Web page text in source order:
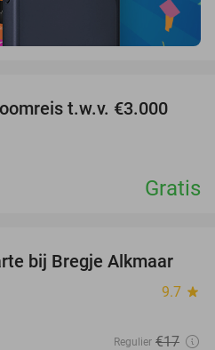
t.w.v. €3.000
Gratis
12%
bij Bregje Alkmaar
9.7 star
Regulier €17